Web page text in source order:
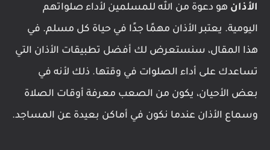
الأذان هو دعوة من الله للمسلمين لأداء صلواتهم
اليومية. يعتبر الأذان مهمًا جدًا في حياة كل مسلم. في
هذا المقال، سنستعرض لك أفضل تطبيقات الأذان التي
تساعدك على أداء الصلوات في وقتها. ذلك لأنه في
بعض الأحيان، يكون من الصعب معرفة أوقات الصلاة
وسماع الأذان عندما نكون في أماكن بعيدة عن المساجد.